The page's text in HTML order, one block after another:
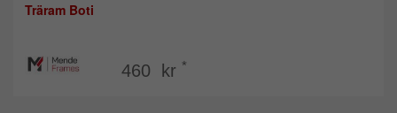
Träram Boti
460 kr *